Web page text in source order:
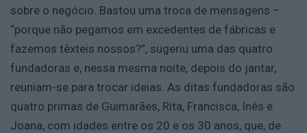
sobre o negócio. Bastou uma troca de mensagens –
“porque não pegamos em excedentes de fábricas e
fazemos têxteis nossos?”, sugeriu uma das quatro
fundadoras e, nessa mesma noite, depois do jantar,
reuniam-se para trocar ideias. As ditas fundadoras são
quatro primas de Guimarães, Rita, Francisca, Inês e
Joana, com idades entre os 20 e os 30 anos, que, de